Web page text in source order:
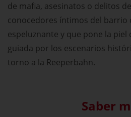
de mafia, asesinatos o delitos
conocedores íntimos del barrio
espeluznante y que pone la piel
guiada por los escenarios
torno a la Reeperbahn.
Saber